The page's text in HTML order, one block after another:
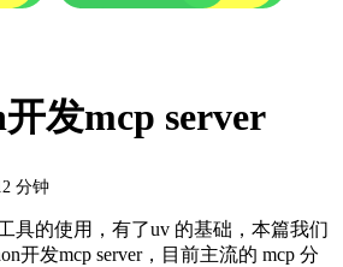
发mcp server
分钟
具的使用，有了uv 的基础，本篇我们
开发mcp server，目前主流的 mcp 分